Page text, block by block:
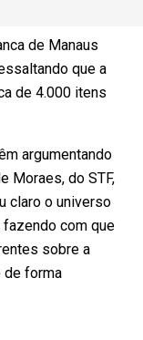
de Manaus
que a
de 4.000 itens
argumentando
Moraes, do STF,
claro o universo
com que
sobre a
de forma